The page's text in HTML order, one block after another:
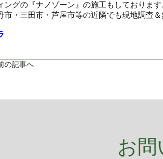
グの『ナノゾーン』の施工もしております
市・三田市・芦屋市等の近隣でも現地調査
の記事へ
お問